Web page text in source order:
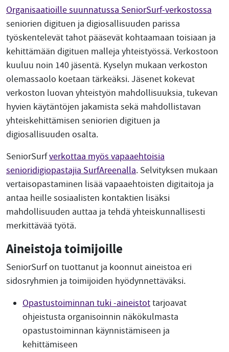
Organisaatioille suunnatussa SeniorSurf-verkostossa
seniorien digituen ja digiosallisuuden parissa
työskentelevät tahot pääsevät kohtaamaan toisiaan ja
kehittämään digituen malleja yhteistyössä. Verkostoon
kuuluu noin 140 jäsentä. Kyselyn mukaan verkoston
olemassaolo koetaan tärkeäksi. Jäsenet kokevat
verkoston luovan yhteistyön mahdollisuuksia, tukevan
hyvien käytäntöjen jakamista sekä mahdollistavan
yhteiskehittämisen seniorien digituen ja
digiosallisuuden osalta.
SeniorSurfverkottaa myös vapaaehtoisia
senioridigiopastajia SurfAreenalla. Selvityksen mukaan
vertaisopastaminen lisää vapaaehtoisten digitaitoja ja
antaa heille sosiaalisten kontaktien lisäksi
mahdollisuuden auttaa ja tehdä yhteiskunnallisesti
merkittävää työtä.
Aineistoja toimijoille
SeniorSurf on tuottanut ja koonnut aineistoa eri
sidosryhmien ja toimijoiden hyödynnettäväksi.
Opastustoiminnan tuki -aineistottarjoavat
ohjeistusta organisoinnin näkökulmasta
opastustoiminnan käynnistämiseen ja
kehittämiseen